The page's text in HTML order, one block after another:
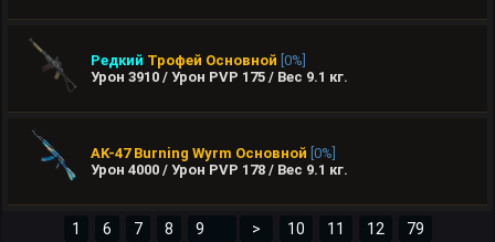
Редкий Трофей Основной [0%]
Урон 3910 / Урон PVP 175 / Вес 9.1 кг.
AK-47 Burning Wyrm Основной [0%]
Урон 4000 / Урон PVP 178 / Вес 9.1 кг.
1 6 7 8 > 10 11 12 79